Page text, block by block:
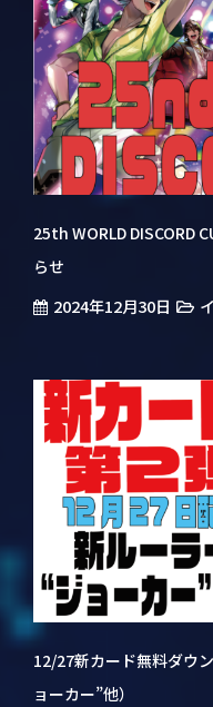
25th WORLD DISCORD
らせ
2024年12月30日
12/27新カード無料ダウ
ョーカー”他）